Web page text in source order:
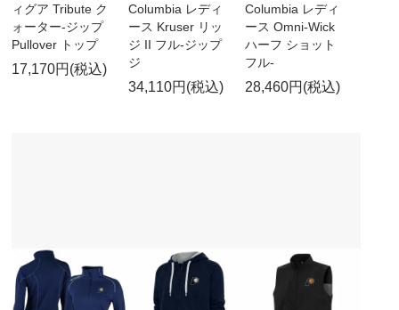
ィグア Tribute ク
ォーター-ジップ
Pullover トップ
17,170円(税込)
Columbia レディ
ース Kruser リッ
ジ II フル-ジップ
ジ
34,110円(税込)
Columbia レディ
ース Omni-Wick
ハーフ ショット
フル-
28,460円(税込)